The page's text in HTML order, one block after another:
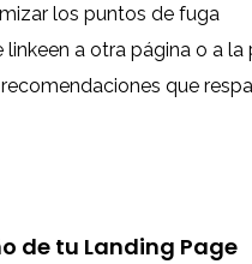
los puntos de fuga
linkeen a otra página o a la
que
de tu Landing Page